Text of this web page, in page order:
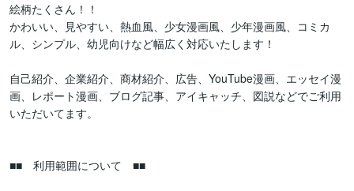
絵柄たくさん！！
かわいい、見やすい、熱血風、少女漫画風、少年漫画風、コミカ
ル、シンプル、幼児向けなど幅広く対応いたします！
自己紹介、企業紹介、商材紹介、広告、YouTube漫画、エッセイ漫
画、レポート漫画、ブログ記事、アイキャッチ、図説などでご利用
いただいてます。
■■　利用範囲について　■■